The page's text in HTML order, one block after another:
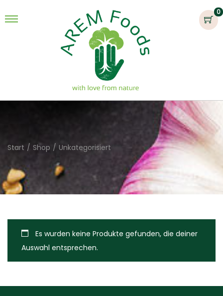
0
Start / Shop / Unkategorisiert
Es wurden keine Produkte gefunden, die deiner
Auswahl entsprechen.